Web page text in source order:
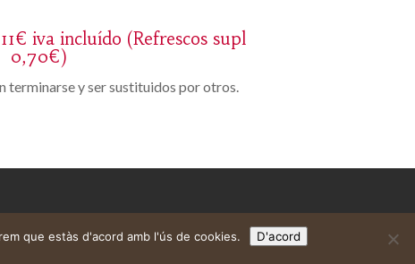
iva incluído (Refrescos supl
0,70€)
terminarse y ser sustituidos por otros.
que estàs d'acord amb l'ús de cookies. D'acord